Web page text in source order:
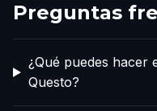
Preguntas
¿Qué puedes hacer
Questo?